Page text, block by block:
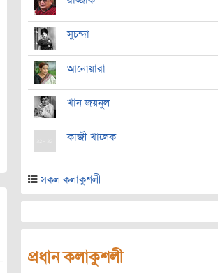
সুচন্দা
আনোয়ারা
খান জয়নুল
কাজী খালেক
সকল কলাকুশলী
প্রধান কলাকুশলী